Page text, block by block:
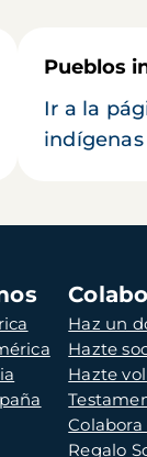
Pueblos
Ir a la
indígenas
Haz un
Hazte
Hazte
Regalo